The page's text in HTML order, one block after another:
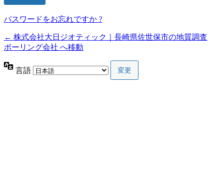
パスワードをお忘れですか ?
← 株式会社大日ジオティック｜長崎県佐世保市の地質調査
ボーリング会社 へ移動
言語